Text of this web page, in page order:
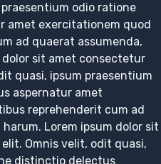
odio ratione
amet exercitationem quod
ad quaerat assumenda,
sit amet consectetur
quasi, ipsum praesentium
aspernatur amet
reprehenderit cum ad
Lorem ipsum dolor sit
Omnis velit, odit quasi,
distinctio delectus